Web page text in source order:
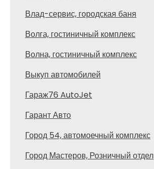
Влад-сервис, городская баня
Волга, гостиничный комплекс
Волна, гостиничный комплекс
Выкуп автомобилей
Гараж76 AutoJet
Гарант Авто
Город 54, автомоечный комплекс
Город Мастеров, Розничный отдел